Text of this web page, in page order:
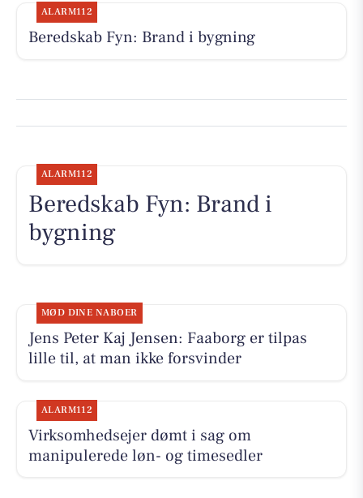
ALARM112
Beredskab Fyn: Brand i bygning
ALARM112
Beredskab Fyn: Brand i
bygning
MØD DINE NABOER
Jens Peter Kaj Jensen: Faaborg er tilpas
lille til, at man ikke forsvinder
ALARM112
Virksomhedsejer dømt i sag om
manipulerede løn- og timesedler